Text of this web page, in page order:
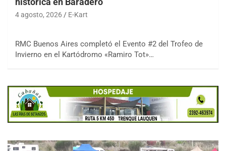
4 agosto, 2026 E-Kart
RMC Buenos Aires completó el Evento #2 del Trofeo de
Invierno en el Kartódromo «Ramiro Tot»…